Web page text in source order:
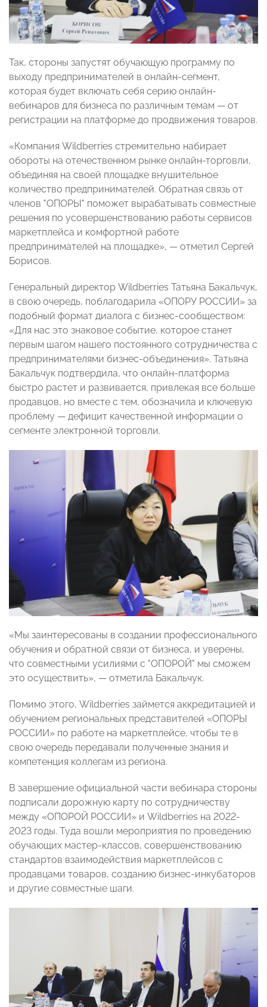
Так, стороны запустят обучающую программу по
выходу предпринимателей в онлайн-сегмент,
которая будет включать себя серию онлайн-
вебинаров для бизнеса по различным темам — от
регистрации на платформе до продвижения товаров.
«Компания Wildberries стремительно набирает
обороты на отечественном рынке онлайн-торговли,
объединяя на своей площадке внушительное
количество предпринимателей. Обратная связь от
членов "ОПОРЫ" поможет вырабатывать совместные
решения по усовершенствованию работы сервисов
маркетплейса и комфортной работе
предпринимателей на площадке», — отметил Сергей
Борисов.
Генеральный директор Wildberries Татьяна Бакальчук,
в свою очередь, поблагодарила «ОПОРУ РОССИИ» за
подобный формат диалога с бизнес-сообществом:
«Для нас это знаковое событие, которое станет
первым шагом нашего постоянного сотрудничества с
предпринимателями бизнес-объединения». Татьяна
Бакальчук подтвердила, что онлайн-платформа
быстро растет и развивается, привлекая все больше
продавцов, но вместе с тем, обозначила и ключевую
проблему — дефицит качественной информации о
сегменте электронной торговли.
«Мы заинтересованы в создании профессионального
обучения и обратной связи от бизнеса, и уверены,
что совместными усилиями с "ОПОРОЙ" мы сможем
это осуществить», — отметила Бакальчук.
Помимо этого, Wildberries займется аккредитацией и
обучением региональных представителей «ОПОРЫ
РОССИИ» по работе на маркетплейсе, чтобы те в
свою очередь передавали полученные знания и
компетенция коллегам из региона.
В завершение официальной части вебинара стороны
подписали дорожную карту по сотрудничеству
между «ОПОРОЙ РОССИИ» и Wildberries на 2022-
2023 годы. Туда вошли мероприятия по проведению
обучающих мастер-классов, совершенствованию
стандартов взаимодействия маркетплейсов с
продавцами товаров, созданию бизнес-инкубаторов
и другие совместные шаги.